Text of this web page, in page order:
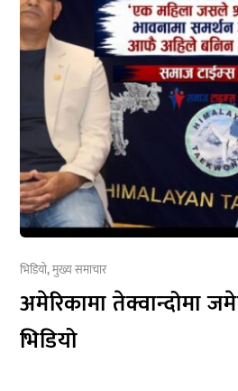
भिडियो,मुख्य समाचार
अमेरिकामा तेक्वान्दोमा
भिडियो